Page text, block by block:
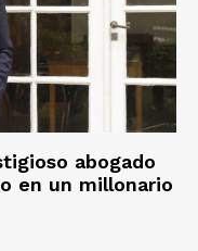
abogado
en un millonario